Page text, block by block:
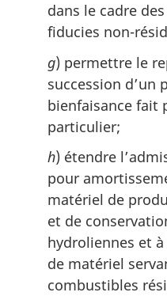
dans le cadre
fiducies non-
g) permettre le
succession d’un
bienfaisance fait
particulier;
h) étendre
pour
matériel de
et de
hydroliennes et
de matériel
combustibles